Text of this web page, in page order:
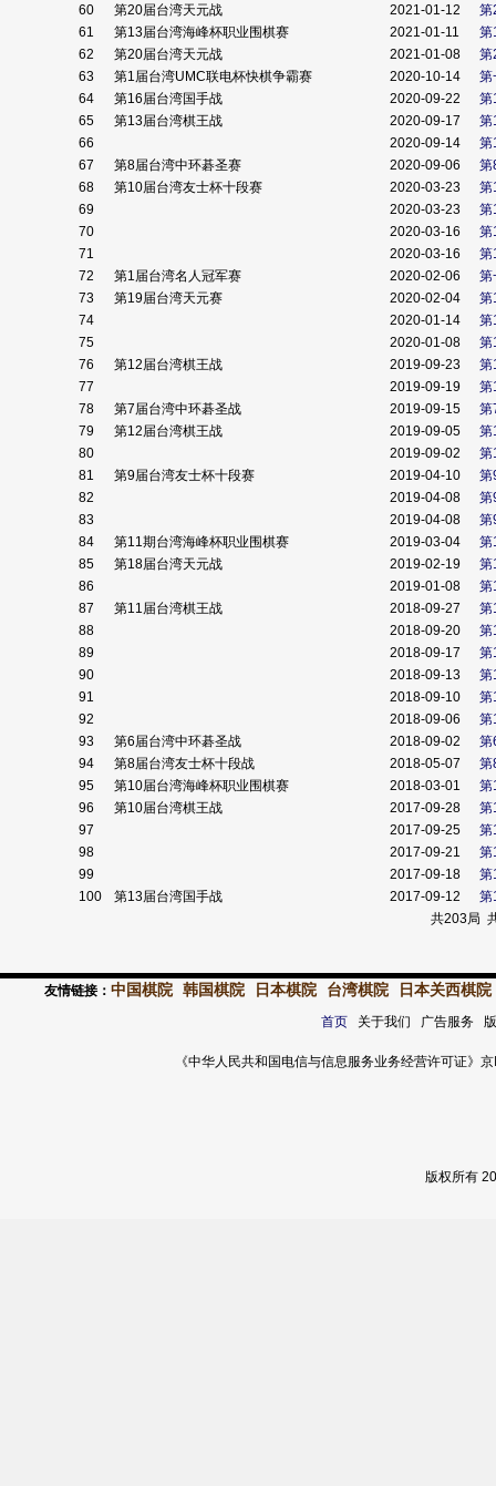
60
第20届台湾天元战 2021-01-12
第
61
第13届台湾海峰杯职业围棋赛 2021-01-11
第
62
第20届台湾天元战 2021-01-08
第
63
第1届台湾UMC联电杯快棋争霸赛 2020-10-14
第
64
第16届台湾国手战 2020-09-22
第
65
第13届台湾棋王战 2020-09-17
第
66
2020-09-14
第
67
第8届台湾中环碁圣赛 2020-09-06
第
68
第10届台湾友士杯十段赛 2020-03-23
第
69
2020-03-23
第
70
2020-03-16
第
71
2020-03-16
第
72
第1届台湾名人冠军赛 2020-02-06
第
73
第19届台湾天元赛 2020-02-04
第
74
2020-01-14
第
75
2020-01-08
第
76
第12届台湾棋王战 2019-09-23
第
77
2019-09-19
第
78
第7届台湾中环碁圣战 2019-09-15
第
79
第12届台湾棋王战 2019-09-05
第
80
2019-09-02
第
81
第9届台湾友士杯十段赛 2019-04-10
第
82
2019-04-08
第
83
2019-04-08
第
84
第11期台湾海峰杯职业围棋赛 2019-03-04
第
85
第18届台湾天元战 2019-02-19
第
86
2019-01-08
第
87
第11届台湾棋王战 2018-09-27
第
88
2018-09-20
第
89
2018-09-17
第
90
2018-09-13
第
91
2018-09-10
第
92
2018-09-06
第
93
第6届台湾中环碁圣战 2018-09-02
第
94
第8届台湾友士杯十段战 2018-05-07
第
95
第10届台湾海峰杯职业围棋赛 2018-03-01
第
96
第10届台湾棋王战 2017-09-28
第
97
2017-09-25
第
98
2017-09-21
第
99
2017-09-18
第
100
第13届台湾国手战 2017-09-12
第
共203局
友情链接： 中国棋院 韩国棋院 日本棋院 台湾棋院 日本关西棋院
首页关于我们 广告服务
《中华人民共和国电信与信息服务业务经营许可证
版权所有